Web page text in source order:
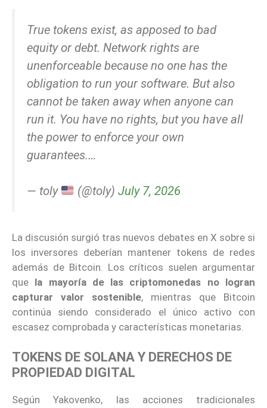
True tokens exist, as apposed to bad
equity or debt. Network rights are
unenforceable because no one has the
obligation to run your software. But also
cannot be taken away when anyone can
run it. You have no rights, but you have all
the power to enforce your own
guarantees.…
— toly (@toly)July 7, 2026
La discusión surgió tras nuevos debates en X sobre si
los inversores deberían mantener tokens de redes
además de Bitcoin. Los críticos suelen argumentar
que la mayoría de las criptomonedas no logran
capturar valor sostenible, mientras que Bitcoin
continúa siendo considerado el único activo con
escasez comprobada y características monetarias.
TOKENS DE SOLANA Y DERECHOS DE
PROPIEDAD DIGITAL
Según Yakovenko, las acciones tradicionales